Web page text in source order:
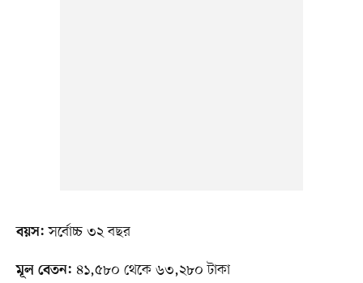
বয়স: সর্বোচ্চ ৩২ বছর
মূল বেতন: ৪১,৫৮০ থেকে ৬৩,২৮০ টাকা